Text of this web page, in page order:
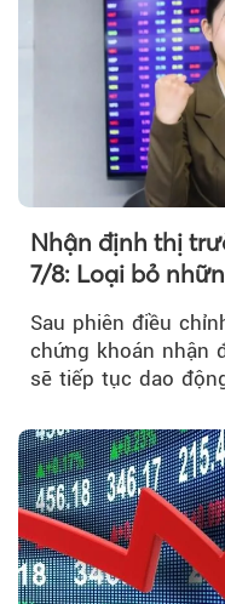
Nhận định thị
7/8: Loại bỏ
Sau phiên điều
chứng khoán nhận
sẽ tiếp tục dao